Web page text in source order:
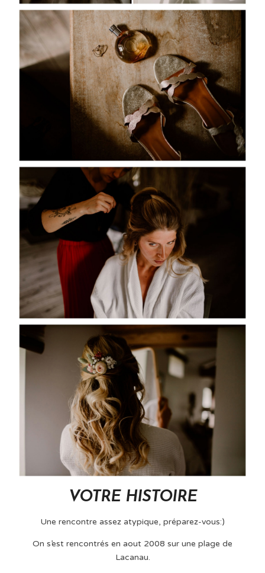
VOTRE HISTOIRE
Une rencontre assez atypique, préparez-vous:)
On s’est rencontrés en aout 2008 sur une plage de
Lacanau.